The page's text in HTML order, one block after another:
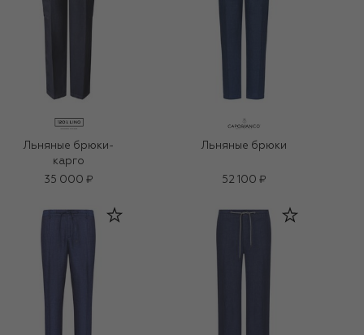
Льняные брюки-
карго
35 000 ₽
Льняные брюки
52 100 ₽